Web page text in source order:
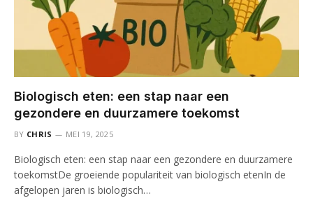
Biologisch eten: een stap naar een
gezondere en duurzamere toekomst
BY CHRIS MEI 19, 2025
Biologisch eten: een stap naar een gezondere en duurzamere
toekomstDe groeiende populariteit van biologisch etenIn de
afgelopen jaren is biologisch…